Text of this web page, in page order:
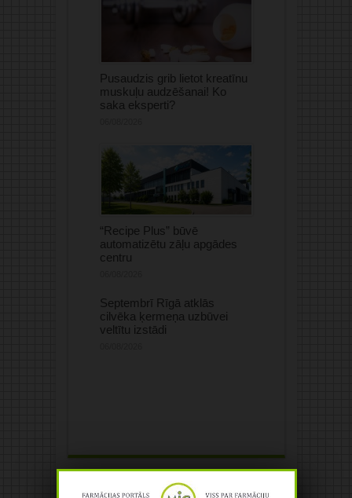
Pusaudzis grib lietot kreatīnu
muskuļu audzēšanai! Ko
saka eksperti?
“Recipe Plus” būvē
automatizētu zāļu apgādes
centru
Septembrī Rīgā atklās
cilvēka ķermeņa uzbūvei
veltītu izstādi